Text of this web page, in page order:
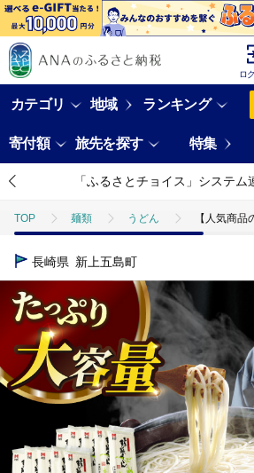
ロ
カテゴリ 地域 ランキング
寄付額 旅先を探す 特集
「ふるさとチョイス」システム
TOP 麺類 うどん 【人気商
長崎県 新上五島町